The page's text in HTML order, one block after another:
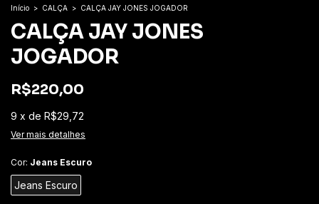
Início > CALÇA > CALÇA JAY JONES JOGADOR
CALÇA JAY JONES
JOGADOR
R$220,00
9 x de R$29,72
Ver mais detalhes
Cor: Jeans Escuro
Jeans Escuro